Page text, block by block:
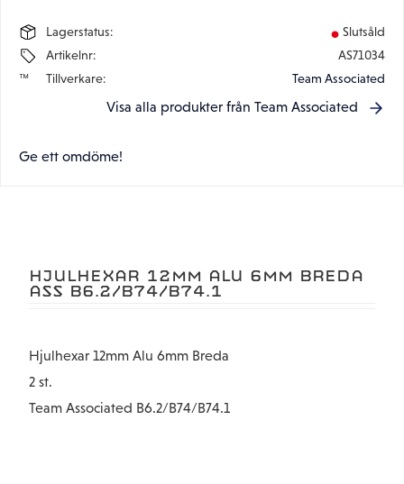
Lagerstatus
Slutsåld
Artikelnr
AS71034
Tillverkare
Team Associated
Visa alla produkter från Team Associated
Ge ett omdöme!
HJULHEXAR 12MM ALU 6MM BREDA
ASS B6.2/B74/B74.1
Hjulhexar 12mm Alu 6mm Breda
2 st.
Team Associated B6.2/B74/B74.1